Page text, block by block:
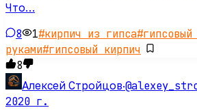
Что…
8 1#кирпич из гипса#
руками#гипсовый кирпич
8
Алексей Стройцов·
2020 г.